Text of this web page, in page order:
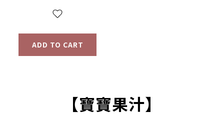
ADD TO CART
【寶寶果汁】